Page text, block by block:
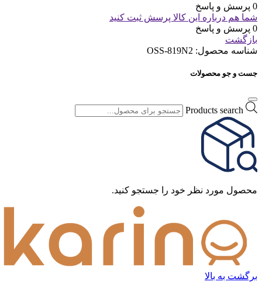
0 پرسش و پاسخ
شما هم درباره این کالا پرسش ثبت کنید
0 پرسش و پاسخ
بازگشت
شناسه محصول: OSS-819N2
جست و جو محصولات
Products search
محصول مورد نظر خود را جستجو کنید.
برگشت به بالا